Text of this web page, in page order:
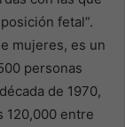
fetal”.
mujeres, es un
personas
de 1970,
120,000 entre